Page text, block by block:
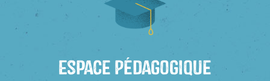
Espace Pédagogique